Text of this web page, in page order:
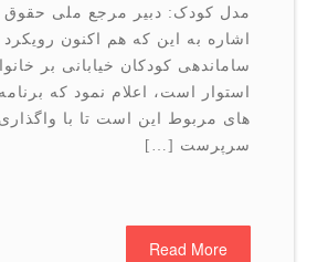
مدل کودک: دبیر مرجع ملی حقوق کودک
اشاره به این که هم اکنون رویکرد دولت
ساماندهی کودکان خیابانی بر خانواده
استوار است، اعلام نمود که برنامه دستگاه
های مربوط این است تا با واگذاری
سرپرست […]
Read More